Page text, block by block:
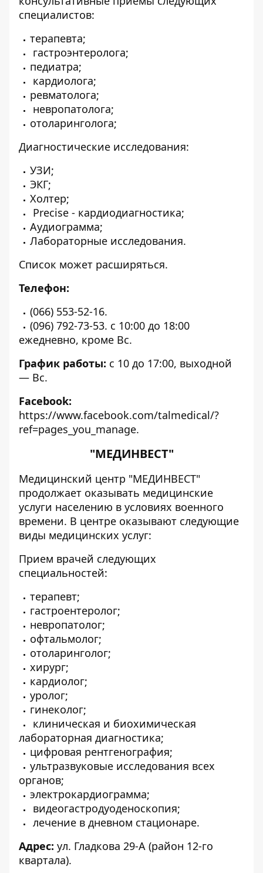
специалистов:
терапевта;
гастроэнтеролога;
педиатра;
кардиолога;
ревматолога;
невропатолога;
отоларинголога;
Диагностические исследования:
УЗИ;
ЭКГ;
Холтер;
Precise - кардиодиагностика;
Аудиограмма;
Лабораторные исследования.
Список может расширяться.
Телефон:
(066) 553-52-16.
(096) 792-73-53. с 10:00 до 18:00
ежедневно, кроме Вс.
График работы: с 10 до 17:00, выходной
— Вс.
Facebook:
https://www.facebook.com/talmedical/?
ref=pages_you_manage.
"МЕДИНВЕСТ"
Медицинский центр "МЕДИНВЕСТ"
продолжает оказывать медицинские
услуги населению в условиях военного
времени. В центре оказывают следующие
виды медицинских услуг:
Прием врачей следующих
специальностей:
терапевт;
гастроентеролог;
невропатолог;
офтальмолог;
отоларинголог;
хирург;
кардиолог;
уролог;
гинеколог;
клиническая и биохимическая
лабораторная диагностика;
цифровая рентгенография;
ультразвуковые исследования всех
органов;
электрокардиограмма;
видеогастродуоденоскопия;
лечение в дневном стационаре.
Адрес: ул. Гладкова 29-А (район 12-го
квартала).